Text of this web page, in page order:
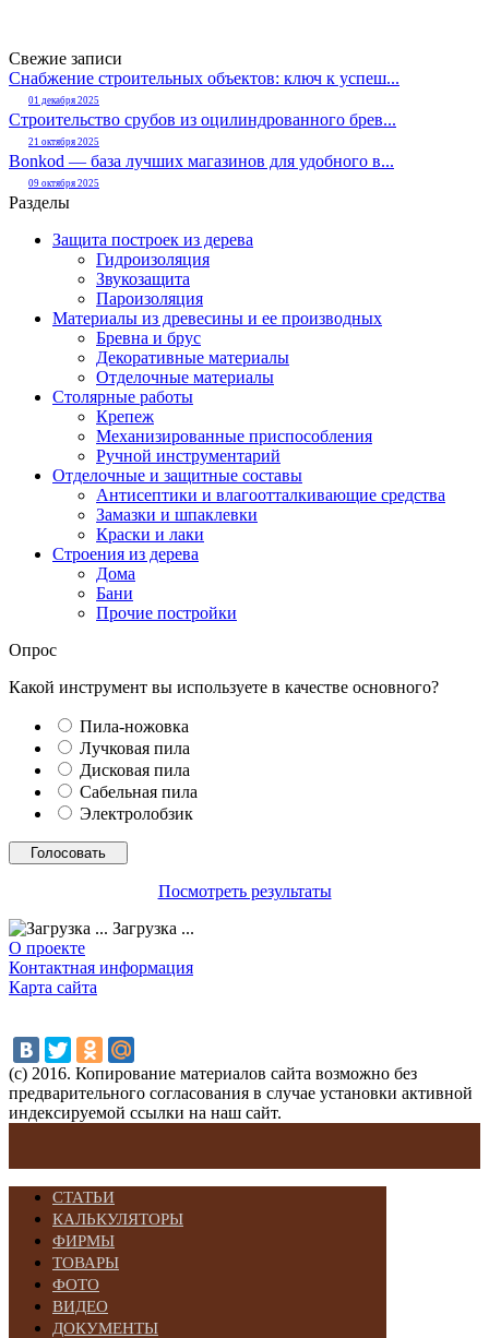
Свежие записи
Снабжение строительных объектов: ключ к успеш...
01 декабря 2025
Строительство срубов из оцилиндрованного брев...
21 октября 2025
Bonkod — база лучших магазинов для удобного в...
09 октября 2025
Разделы
Защита построек из дерева
Гидроизоляция
Звукозащита
Пароизоляция
Материалы из древесины и ее производных
Бревна и брус
Декоративные материалы
Отделочные материалы
Столярные работы
Крепеж
Механизированные приспособления
Ручной инструментарий
Отделочные и защитные составы
Антисептики и влагоотталкивающие средства
Замазки и шпаклевки
Краски и лаки
Строения из дерева
Дома
Бани
Прочие постройки
Опрос
Какой инструмент вы используете в качестве основного?
Пила-ножовка
Лучковая пила
Дисковая пила
Сабельная пила
Электролобзик
Посмотреть результаты
Загрузка ...
О проекте
Контактная информация
Карта сайта
(с) 2016. Копирование материалов сайта возможно без
предварительного согласования в случае установки активной
индексируемой ссылки на наш сайт.
СТАТЬИ
КАЛЬКУЛЯТОРЫ
ФИРМЫ
ТОВАРЫ
ФОТО
ВИДЕО
ДОКУМЕНТЫ